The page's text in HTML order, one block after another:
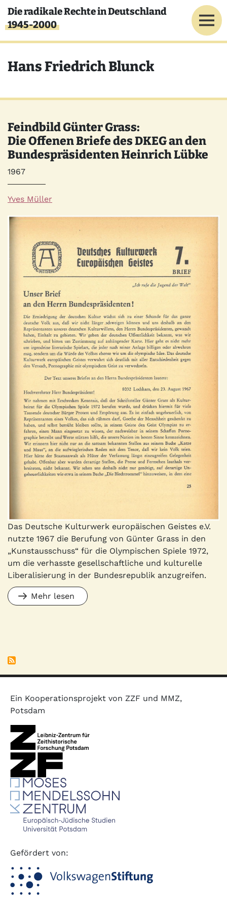
Direkt zum Inhalt
Die radikale Rechte in Deutschland
1945-2000
Hans Friedrich Blunck
Feindbild Günter Grass:
Die Offenen Briefe des DKEG an den
Bundespräsidenten Heinrich Lübke
Jahr
1967
Autor*innen
Yves Müller
Quelle
Bild
Das Deutsche Kulturwerk europäischen Geistes e.V.
nutzte 1967 die Berufung von Günter Grass in den
„Kunstausschuss“ für die Olympischen Spiele 1972,
um die verhasste gesellschaftliche und kulturelle
Liberalisierung in der Bundesrepublik anzugreifen.
Mehr lesen
Ein Kooperationsprojekt von ZZF und MMZ,
Potsdam
Gefördert von: